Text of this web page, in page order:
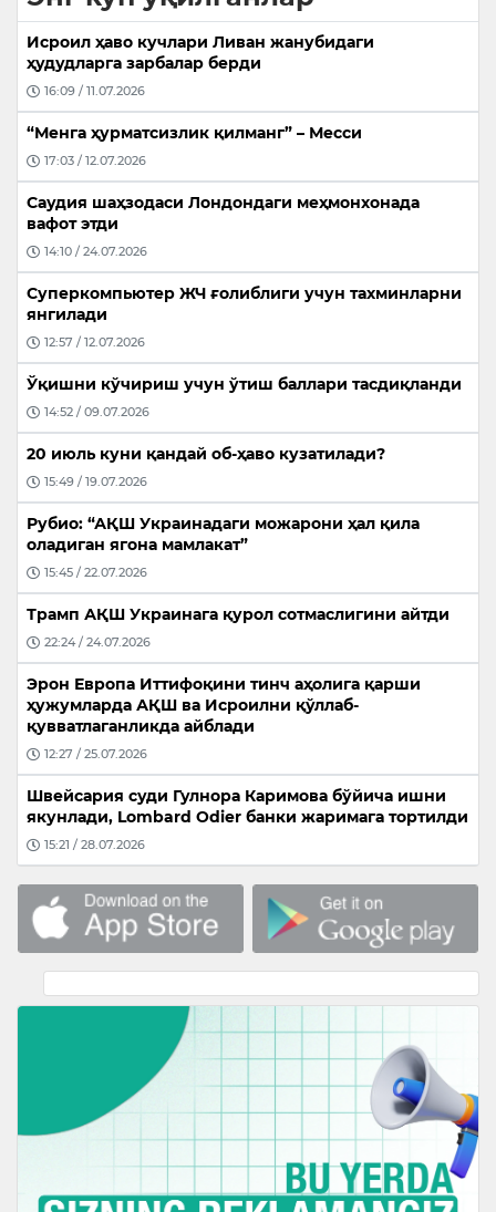
Исроил ҳаво кучлари Ливан жанубидаги
ҳудудларга зарбалар берди
16:09 / 11.07.2026
“Менга ҳурматсизлик қилманг” – Месси
17:03 / 12.07.2026
Саудия шаҳзодаси Лондондаги меҳмонхонада
вафот этди
14:10 / 24.07.2026
Суперкомпьютер ЖЧ ғолиблиги учун тахминларни
янгилади
12:57 / 12.07.2026
Ўқишни кўчириш учун ўтиш баллари тасдиқланди
14:52 / 09.07.2026
20 июль куни қандай об-ҳаво кузатилади?
15:49 / 19.07.2026
Рубио: “АҚШ Украинадаги можарони ҳал қила
оладиган ягона мамлакат”
15:45 / 22.07.2026
Трамп АҚШ Украинага қурол сотмаслигини айтди
22:24 / 24.07.2026
Эрон Европа Иттифоқини тинч аҳолига қарши
ҳужумларда АҚШ ва Исроилни қўллаб-
қувватлаганликда айблади
12:27 / 25.07.2026
Швейсария суди Гулнора Каримова бўйича ишни
якунлади, Lombard Odier банки жаримага тортилди
15:21 / 28.07.2026